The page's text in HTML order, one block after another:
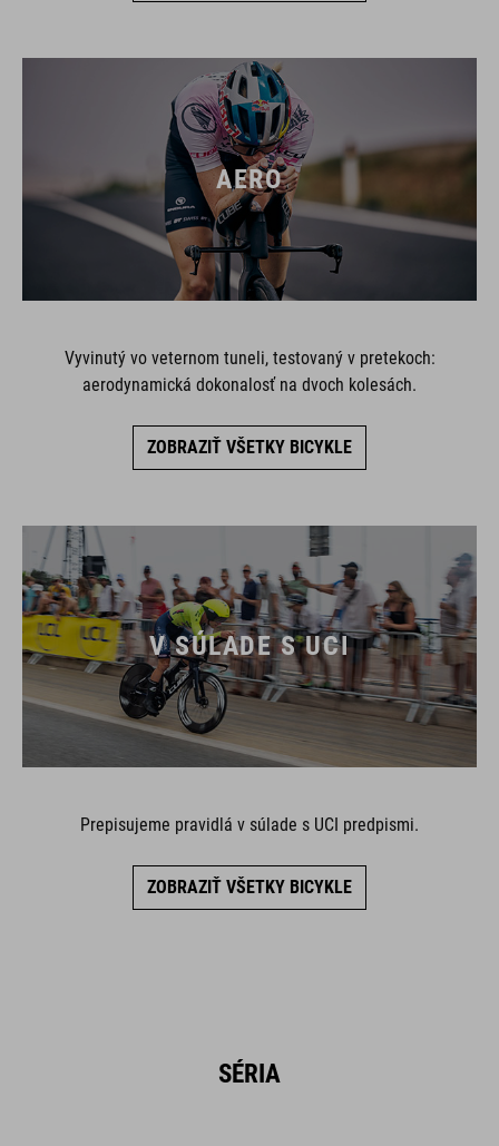
AERO
Vyvinutý vo veternom tuneli, testovaný v pretekoch:
aerodynamická dokonalosť na dvoch kolesách.
ZOBRAZIŤ VŠETKY BICYKLE
V SÚLADE S UCI
Prepisujeme pravidlá v súlade s UCI predpismi.
ZOBRAZIŤ VŠETKY BICYKLE
SÉRIA